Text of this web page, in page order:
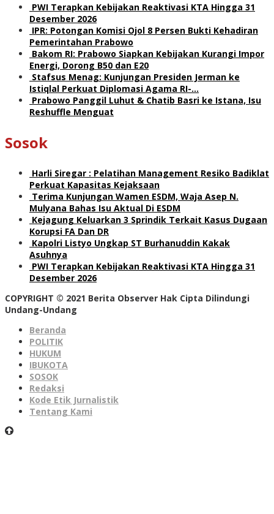
PWI Terapkan Kebijakan Reaktivasi KTA Hingga 31
Desember 2026
IPR: Potongan Komisi Ojol 8 Persen Bukti Kehadiran
Pemerintahan Prabowo
Bakom RI: Prabowo Siapkan Kebijakan Kurangi Impor
Energi, Dorong B50 dan E20
Stafsus Menag: Kunjungan Presiden Jerman ke
Istiqlal Perkuat Diplomasi Agama RI-…
Prabowo Panggil Luhut & Chatib Basri ke Istana, Isu
Reshuffle Menguat
Sosok
Harli Siregar : Pelatihan Management Resiko Badiklat
Perkuat Kapasitas Kejaksaan
Terima Kunjungan Wamen ESDM, Waja Asep N.
Mulyana Bahas Isu Aktual Di ESDM
Kejagung Keluarkan 3 Sprindik Terkait Kasus Dugaan
Korupsi FA Dan DR
Kapolri Listyo Ungkap ST Burhanuddin Kakak
Asuhnya
PWI Terapkan Kebijakan Reaktivasi KTA Hingga 31
Desember 2026
COPYRIGHT © 2021 Berita Observer Hak Cipta Dilindungi
Undang-Undang
Beranda
POLITIK
HUKUM
IBUKOTA
SOSOK
Redaksi
Kode Etik Jurnalistik
Tentang Kami